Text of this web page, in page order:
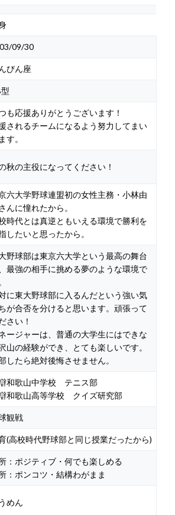
09/30
びん座
も応援ありがとうございます！
されるチームになるよう努力してまい
す。
秋の主役になってください！
六大学野球連盟初の女性主務・小林由
んに憧れたから。
時代とは真逆ともいえる環境で勝利を
したいと思ったから。
野球部は東京六大学という最高の舞台
最強の相手に挑める夢のような環境で
に東大野球部に入るんだという強い気
が合否を分けると思います。頑張って
さい！
ージャーは、普通の大学生にはできな
山の経験ができ、とても楽しいです。
したら絶対後悔させません。
和歌山中学校 テニス部
和歌山高等学校 クイズ研究部
観戦
(高校時代野球部と同じ授業だったから)
：ポジティブ・何でも楽しめる
：ポンコツ・結構わがまま
めん